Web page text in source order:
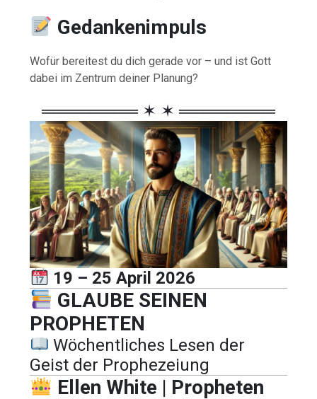
Gedankenimpuls
Wofür bereitest du dich gerade vor – und ist Gott
dabei im Zentrum deiner Planung?
════════ ✶ ✶ ════════
19 – 25 April 2026
GLAUBE SEINEN
PROPHETEN
Wöchentliches Lesen der
Geist der Prophezeiung
Ellen White | Propheten